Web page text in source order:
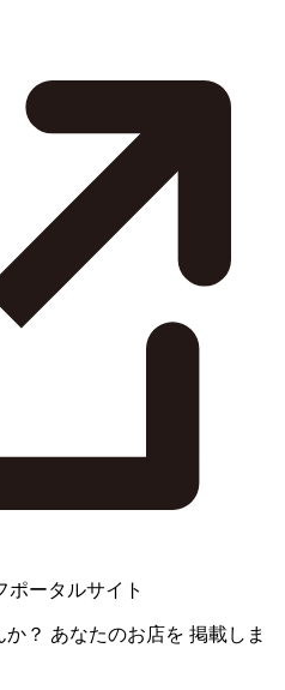
ポータルサイト
？ あなたのお店を 掲載しま